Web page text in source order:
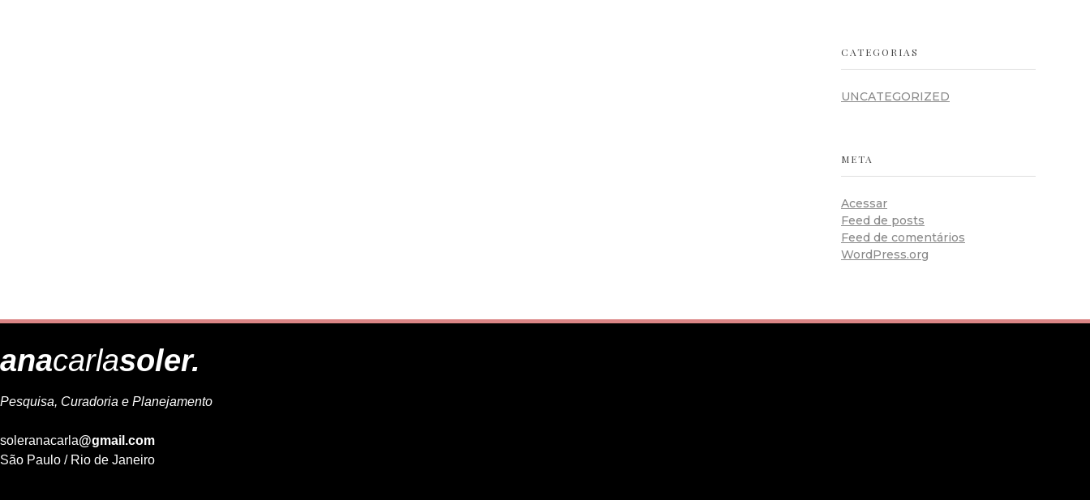
CATEGORIAS
UNCATEGORIZED
META
Acessar
Feed de posts
Feed de comentários
WordPress.org
anacarlasoler.
Pesquisa, Curadoria e Planejamento
soleranacarla@gmail.com
São Paulo / Rio de Janeiro